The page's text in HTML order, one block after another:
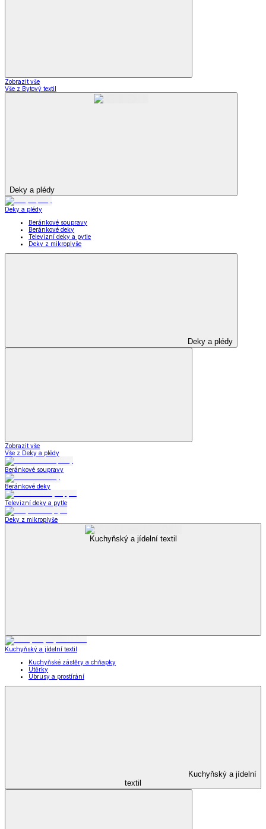
Zobrazit vše
Vše z Bytový textil
Deky a plédy
Deky a plédy
Beránkové soupravy
Beránkové deky
Televizní deky a pytle
Deky z mikroplyše
Deky a plédy
Zobrazit vše
Vše z Deky a plédy
Beránkové soupravy
Beránkové deky
Televizní deky a pytle
Deky z mikroplyše
Kuchyňský a jídelní textil
Kuchyňský a jídelní textil
Kuchyňské zástěry a chňapky
Utěrky
Ubrusy a prostírání
Kuchyňský a jídelní
textil